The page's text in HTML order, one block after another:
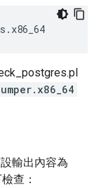
輸出內容為
查：